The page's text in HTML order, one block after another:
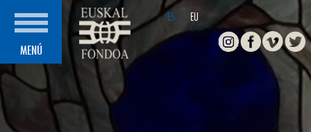
MENÚ
ES / EU
InstagramFacebook
Vimeo